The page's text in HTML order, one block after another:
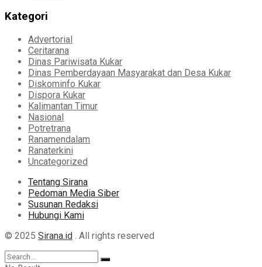
Kategori
Advertorial
Ceritarana
Dinas Pariwisata Kukar
Dinas Pemberdayaan Masyarakat dan Desa Kukar
Diskominfo Kukar
Dispora Kukar
Kalimantan Timur
Nasional
Potretrana
Ranamendalam
Ranaterkini
Uncategorized
Tentang Sirana
Pedoman Media Siber
Susunan Redaksi
Hubungi Kami
© 2025 Sirana.id . All rights reserved